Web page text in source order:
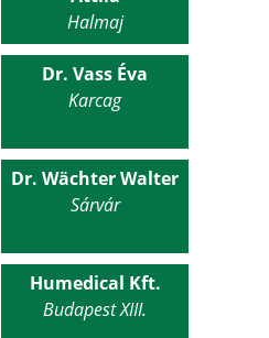
Halmaj
Dr. Vass Éva
Karcag
Dr. Wächter Walter
Sárvár
Humedical Kft.
Budapest XIII.